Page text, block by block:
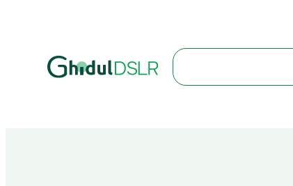
Search